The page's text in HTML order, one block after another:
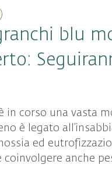
blu
in corso una vasta
è legato
ed
anche